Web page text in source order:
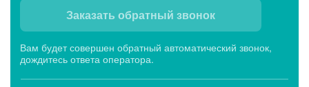
Заказать обратный звонок
Вам будет совершен обратный автоматический звонок,
дождитесь ответа оператора.